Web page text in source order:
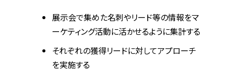
展示会で集めた名刺やリード等の情報をマ
ーケティング活動に活かせるように集計する
それぞれの獲得リードに対してアプローチ
を実施する